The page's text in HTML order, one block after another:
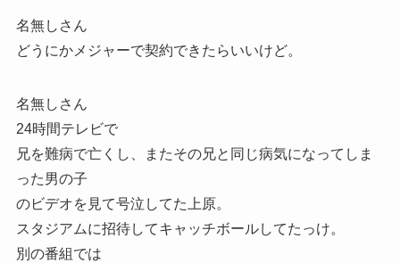
名無しさん
どうにかメジャーで契約できたらいいけど。
名無しさん
24時間テレビで
兄を難病で亡くし、またその兄と同じ病気になってしま
った男の子
のビデオを見て号泣してた上原。
スタジアムに招待してキャッチボールしてたっけ。
別の番組では